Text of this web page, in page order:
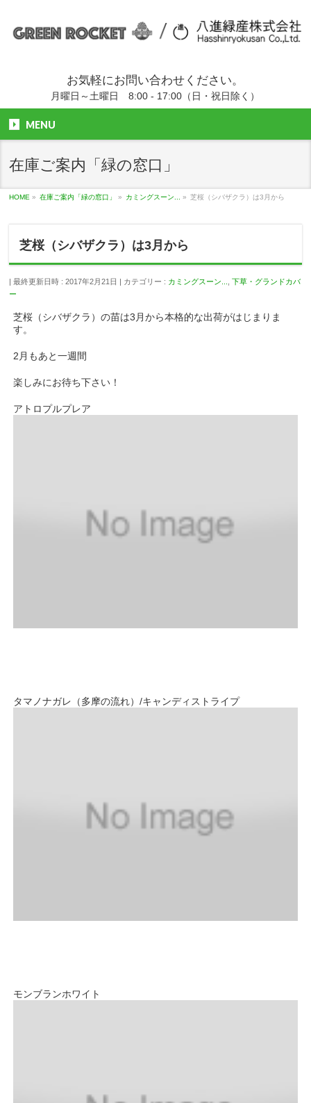
お気軽にお問い合わせください。
月曜日～土曜日 8:00 - 17:00（日・祝日除く）
MENU
在庫ご案内「緑の窓口」
HOME » 在庫ご案内「緑の窓口」 » カミングスーン... » 芝桜（シバザクラ）は3月から
芝桜（シバザクラ）は3月から
最終更新日時 : 2017年2月21日 カテゴリー : カミングスーン... ,下草・グランドカバ
ー
芝桜（シバザクラ）の苗は3月から本格的な出荷がはじまりま
す。
2月もあと一週間
楽しみにお待ち下さい！
アトロプルプレア
タマノナガレ（多摩の流れ）/キャンディストライプ
モンブランホワイト